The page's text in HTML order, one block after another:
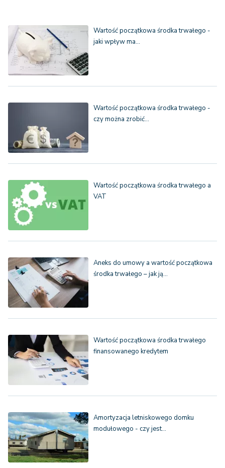
Wartość początkowa środka trwałego -
jaki wpływ ma…
Wartość początkowa środka trwałego -
czy można zrobić…
Wartość początkowa środka trwałego a
VAT
Aneks do umowy a wartość początkowa
środka trwałego – jak ją…
Wartość początkowa środka trwałego
finansowanego kredytem
Amortyzacja letniskowego domku
modułowego - czy jest…